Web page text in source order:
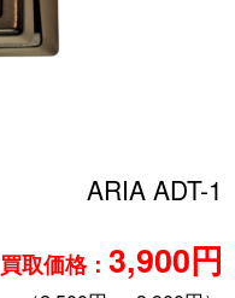
ARIA ADT-1
買取価格： 3,900円